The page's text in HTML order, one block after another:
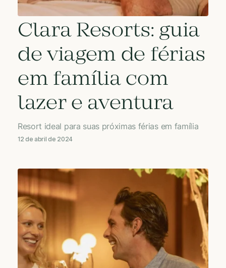
Clara Resorts: guia
de viagem de férias
em família com
lazer e aventura
Resort ideal para suas próximas férias em família
12 de abril de 2024